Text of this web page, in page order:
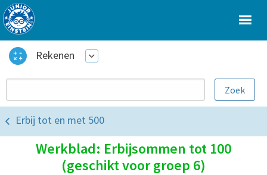
Rekenen
Erbij tot en met 500
Werkblad: Erbijsommen tot 100
(geschikt voor groep 6)